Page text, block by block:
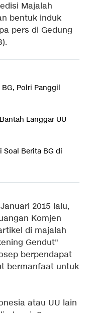
Majalah
bentuk induk
pers di Gedung
Polri Panggil
Langgar UU
Soal Berita BG di
2015 lalu,
Komjen
di majalah
Gendut"
berpendapat
bermanfaat untuk
atau UU lain